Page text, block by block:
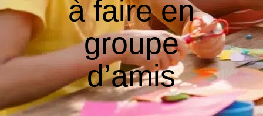
à faire en
groupe
d’amis